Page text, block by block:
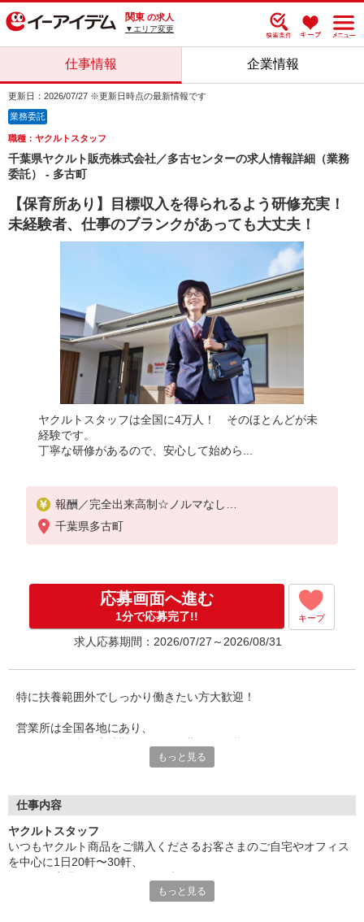
関東 の求人
▼エリア変更
仕事情報 企業情報
更新日：2026/07/27 ※更新日時点の最新情報です
業務委託
職種：ヤクルトスタッフ
千葉県ヤクルト販売株式会社／多古センターの求人情報詳細（業務
委託） - 多古町
【保育所あり】目標収入を得られるよう研修充実！
未経験者、仕事のブランクがあっても大丈夫！
ヤクルトスタッフは全国に4万人！ そのほとんどが未
経験です。
丁寧な研修があるので、安心して始めら...
報酬／完全出来高制☆ノルマなし
◎稼働は週5日（4日も選択可）
※週5日稼働の方の平均月収27万円
！
◎20代〜50代を中心に幅広い年代の方が活躍中！
千葉県多古町
応募画面へ進む
1分で応募完了!! キープ
求人応募期間：2026/07/27～2026/08/31
特に扶養範囲外でしっかり働きたい方大歓迎！
営業所は全国各地にあり、
保育所は営業所のそばにあるのでお迎えもラクラク♪
※設置されている保育所は無償化対象施設です。
家事・育児時間にもゆとりが持てますよ♪
主婦・ママスタッフが多いので、
仕事や子育てについてなどイロイロ相談できて心強い！
研修や先輩の同行研修など手厚いサポートがあるので、
もっと見る
仕事内容
ヤクルトスタッフ
いつもヤクルト商品をご購入くださるお客さまのご自宅やオフィス
を中心に1日20軒〜30軒、
商品を通じてお客さまとふれあう楽しさ、健康的な生活にお役立ち
もっと見る